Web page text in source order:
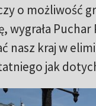
o możliwość
wygrała Puchar
nasz kraj w
jak